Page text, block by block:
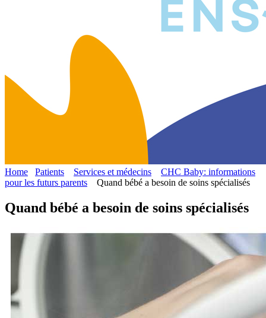
Home Patients Services et médecins
CHC Baby: informations
pour les futurs parents
Quand bébé a besoin de soins spécialisés
Quand bébé a besoin de soins spécialisés